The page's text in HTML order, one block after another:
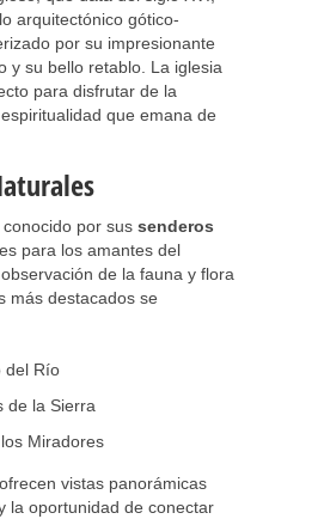
arquitectónico gótico-
por su impresionante
y su bello retablo. La iglesia
para disfrutar de la
que emana de
por sus senderos
para los amantes del
de la fauna y flora
más destacados se
del Río
de la Sierra
Miradores
vistas panorámicas
la oportunidad de conectar